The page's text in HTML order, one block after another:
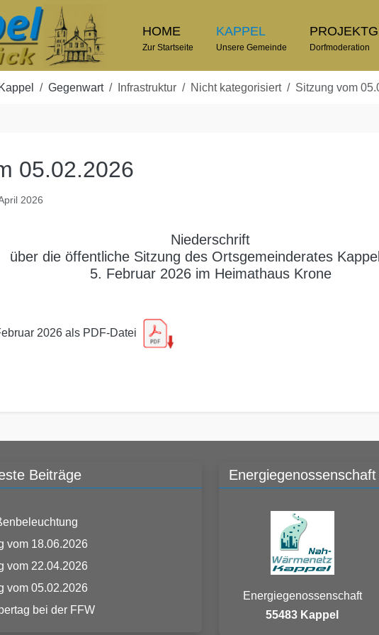
HOME
Zur Startseite
KAPPEL
Unsere Gemeinde Dorfmoderation
Kappel Gegenwart Infrastruktur Nicht kategorisiert Sitzung vom
05.02.2026
2026
Niederschrift
über die öffentliche Sitzung des Ortsgemeinderates
5. Februar 2026 im Heimathaus Krone
2026 als PDF-Datei
Beiträge
vom 18.06.2026
vom 22.04.2026
vom 05.02.2026
bei der FFW
Energiegenossenschaft
Energiegenossenschaft
55483 Kappel